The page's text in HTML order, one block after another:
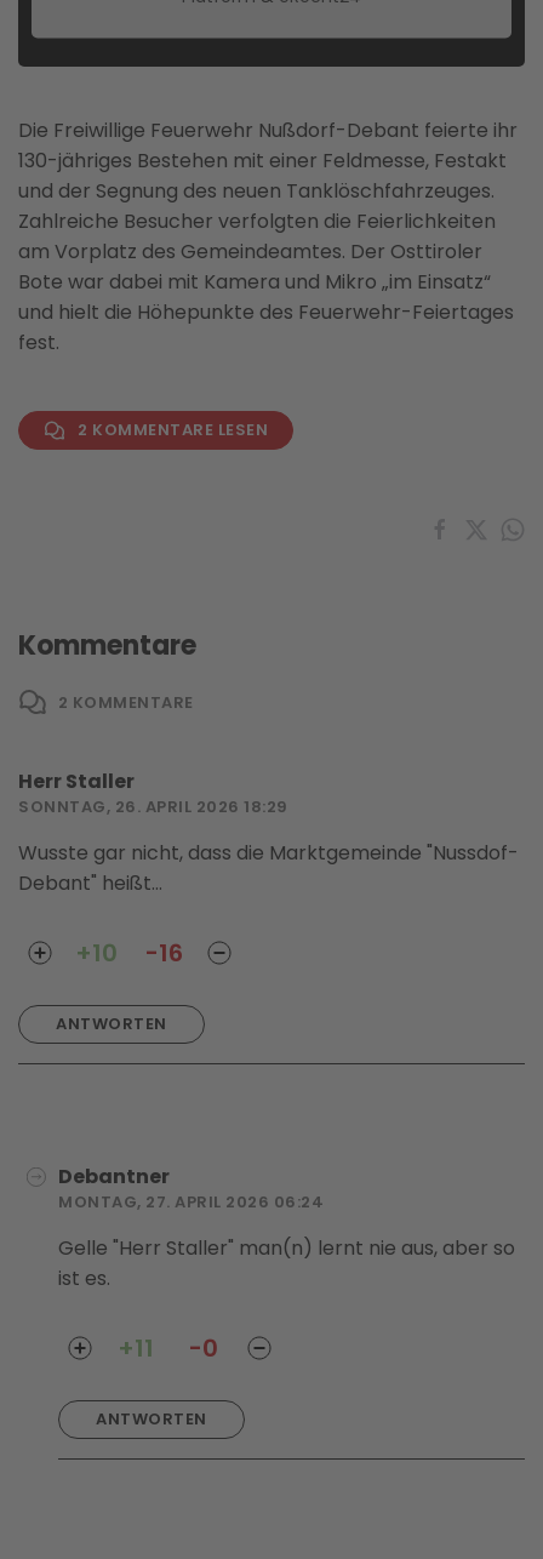
Die Freiwillige Feuerwehr Nußdorf-Debant feierte ihr
130-jähriges Bestehen mit einer Feldmesse, Festakt
und der Segnung des neuen Tanklöschfahrzeuges.
Zahlreiche Besucher verfolgten die Feierlichkeiten
am Vorplatz des Gemeindeamtes. Der Osttiroler
Bote war dabei mit Kamera und Mikro „im Einsatz“
und hielt die Höhepunkte des Feuerwehr-Feiertages
fest.
2 KOMMENTARE LESEN
Kommentare
2 KOMMENTARE
Herr Staller
SONNTAG, 26. APRIL 2026 18:29
Wusste gar nicht, dass die Marktgemeinde "Nussdof-
Debant" heißt...
ANTWORTEN
+10 -16
Debantner
MONTAG, 27. APRIL 2026 06:24
Gelle "Herr Staller" man(n) lernt nie aus, aber so
ist es.
ANTWORTEN
+11 -0